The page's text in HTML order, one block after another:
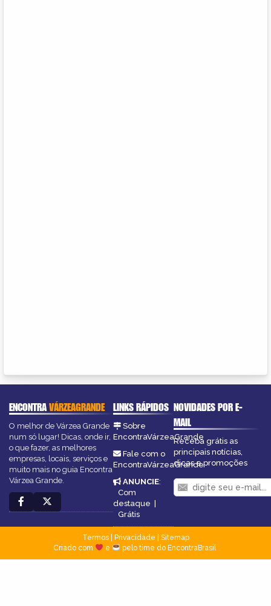
ENCONTRAVÁRZEAGRANDE
O melhor de Várzea Grande
num só lugar! Dicas, onde ir,
o que fazer, as melhores
empresas, locais, serviços e
muito mais no guia Encontra
Várzea Grande.
LINKS RÁPIDOS
Sobre
EncontraVárzeaGrande
Fale com o
EncontraVárzeaGrande
ANUNCIE:
Com
destaque |
Grátis
NOVIDADES POR E-
MAIL
Receba grátis as
principais notícias,
dicas e promoções
Termos| Privacidade
Sitemap
Criado com
e pelo time do EncontraBrasil